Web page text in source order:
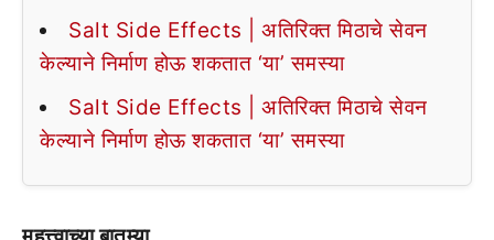
Salt Side Effects | अतिरिक्त मिठाचे सेवन
केल्याने निर्माण होऊ शकतात ‘या’ समस्या
Salt Side Effects | अतिरिक्त मिठाचे सेवन
केल्याने निर्माण होऊ शकतात ‘या’ समस्या